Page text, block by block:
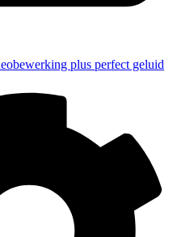
plus perfect geluid